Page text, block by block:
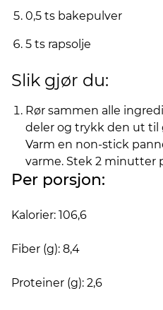
0,5 ts bakepulver
5 ts rapsolje
Slik gjør du:
Rør sammen alle
deler og trykk den ut til
Varm en non-stick
varme. Stek 2 minutter
Per porsjon:
Kalorier: 106,6
Fiber (g): 8,4
Proteiner (g): 2,6